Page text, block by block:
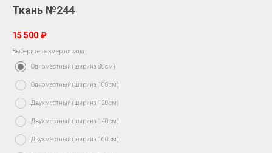
Ткань №244
15 500 ₽
Выберите размер дивана
Одноместный (ширина 80см)
Одноместный (ширина 100см)
Двухместный (ширина 120см)
Двухместный (ширина 140см)
Двухместный (ширина 160см)